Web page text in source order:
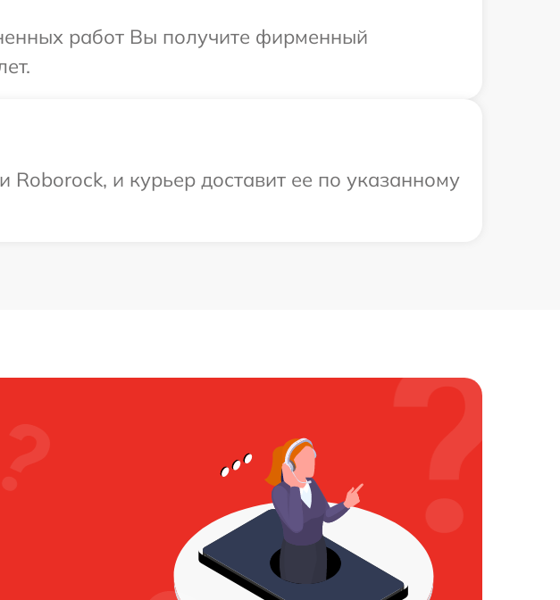
работ Вы получите фирменный
и курьер доставит ее по указанному